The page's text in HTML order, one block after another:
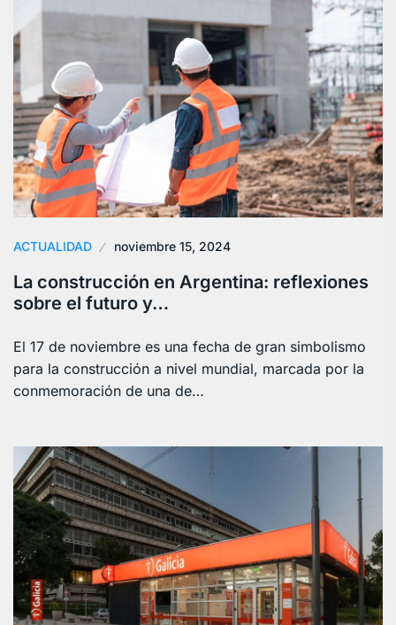
ACTUALIDAD noviembre 15, 2024
La construcción en Argentina: reflexiones
sobre el futuro y…
El 17 de noviembre es una fecha de gran simbolismo
para la construcción a nivel mundial, marcada por la
conmemoración de una de…